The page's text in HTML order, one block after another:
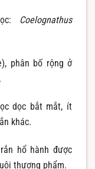
Coelognathus
phân bố rộng ở
dọc bắt mắt, ít
khác.
hổ hành được
thương phẩm.